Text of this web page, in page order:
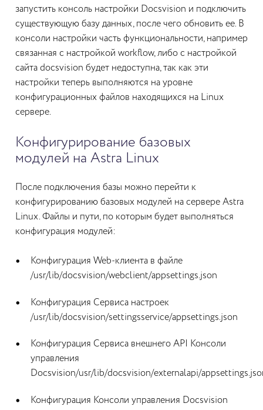
запустить консоль настройки Docsvision и подключить
существующую базу данных, после чего обновить ее. В
консоли настройки часть функциональности, например
связанная с настройкой workflow, либо с настройкой
сайта docsvision будет недоступна, так как эти
настройки теперь выполняются на уровне
конфигурационных файлов находящихся на Linux
сервере.
Конфигурирование базовых
модулей на Astra Linux
После подключения базы можно перейти к
конфигурированию базовых модулей на сервере Astra
Linux. Файлы и пути, по которым будет выполняться
конфигурация модулей:
Конфигурация Web-клиента в файле
/usr/lib/docsvision/webclient/appsettings.json
Конфигурация Сервиса настроек
/usr/lib/docsvision/settingsservice/appsettings.json
Конфигурация Сервиса внешнего API Консоли
управления
Docsvision/usr/lib/docsvision/externalapi/
Конфигурация Консоли управления Docsvision